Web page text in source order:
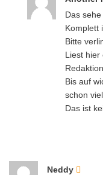
Das sehe
Komplett
Bitte
Liest hier
Bis auf
schon
Das ist
Neddy